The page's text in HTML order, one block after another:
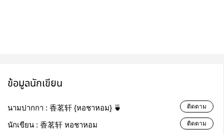
ข้อมูลนักเขียน
นามปากกา : 香茗轩 {หอชาหอม} 🍵 ติดตาม
นักเขียน : 香茗轩 หอชาหอม ติดตาม